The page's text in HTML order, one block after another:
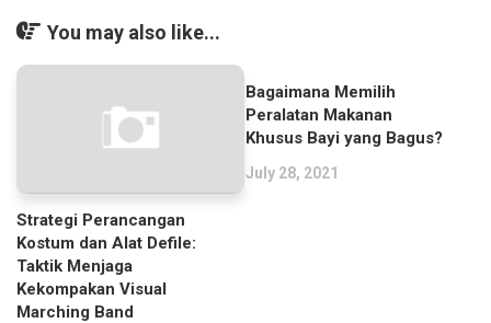
You may also like...
Strategi Perancangan
Kostum dan Alat Defile:
Taktik Menjaga
Kekompakan Visual
Marching Band
Bagaimana Memilih
Peralatan Makanan
Khusus Bayi yang Bagus?
July 28, 2021